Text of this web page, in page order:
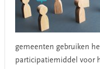
gemeenten gebruiken
participatiemiddel voor